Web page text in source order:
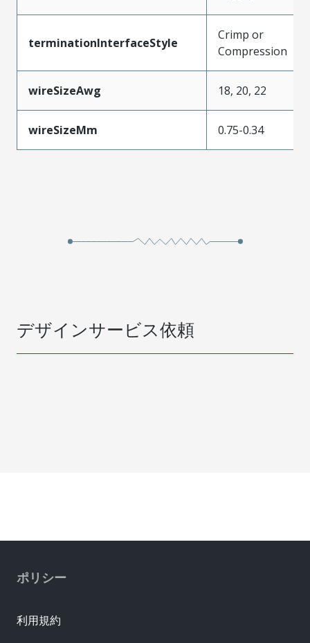
terminationInterfaceStyle
Crimp or
Compression
wireSizeAwg 18, 20, 22
wireSizeMm 0.75-0.34
デザインサービス依頼
ポリシー
利用規約